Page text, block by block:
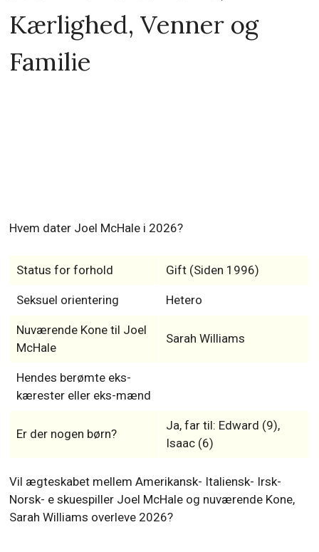
Kærlighed, Venner og
Familie
Hvem dater Joel McHale i 2026?
Status for forhold Gift (Siden 1996)
Seksuel orientering Hetero
Nuværende Kone til Joel
McHale
Sarah Williams
Hendes berømte eks-
kærester eller eks-mænd
Er der nogen børn?
Ja, far til: Edward (9),
Isaac (6)
Vil ægteskabet mellem Amerikansk- Italiensk- Irsk-
Norsk- e skuespiller Joel McHale og nuværende Kone,
Sarah Williams overleve 2026?